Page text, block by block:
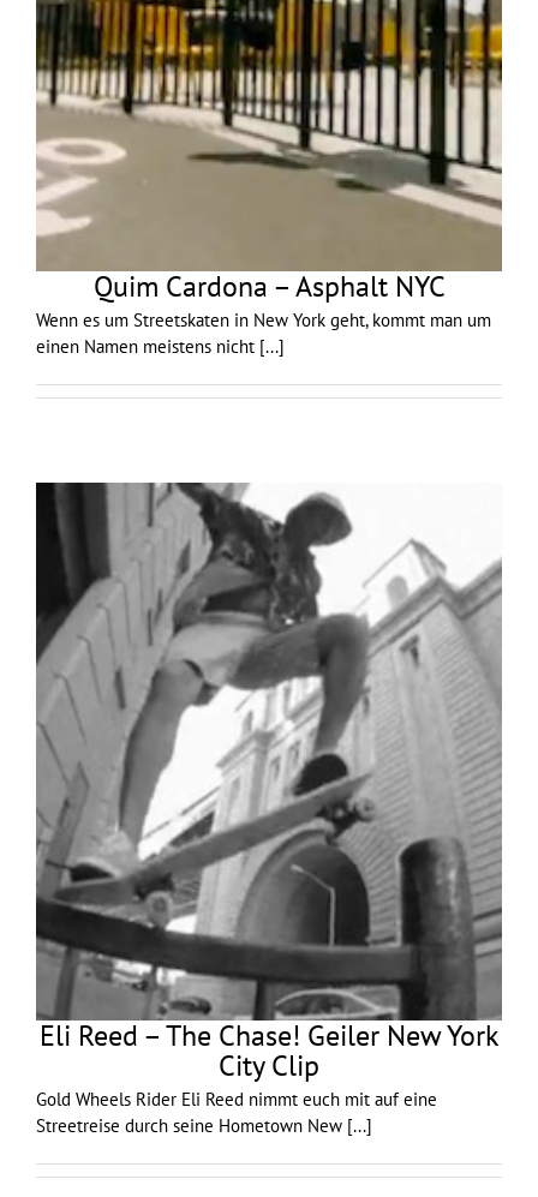
Quim Cardona – Asphalt NYC
Wenn es um Streetskaten in New York geht, kommt man um
einen Namen meistens nicht [...]
Eli Reed – The Chase! Geiler New York
City Clip
Gold Wheels Rider Eli Reed nimmt euch mit auf eine
Streetreise durch seine Hometown New [...]